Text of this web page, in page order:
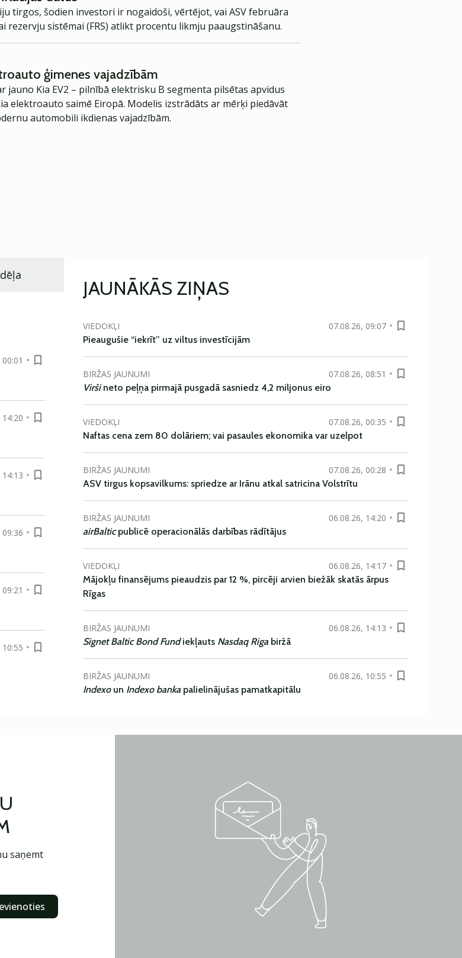
tirgos, šodien investori ir nogaidoši, vērtējot, vai ASV februāra
rezervju sistēmai (FRS) atlikt procentu likmju paaugstināšanu.
ģimenes vajadzībām
jauno Kia EV2 – pilnībā elektrisku B segmenta pilsētas apvidus
elektroauto saimē Eiropā. Modelis izstrādāts ar mērķi piedāvāt
automobili ikdienas vajadzībām.
14:20
14:13
09:36
10:55
JAUNĀKĀS ZIŅAS
VIEDOKĻI
07.08.26, 09:07
Pieaugušie “iekrīt” uz viltus investīcijām
BIRŽAS JAUNUMI
07.08.26, 08:51
Viršineto peļņa pirmajā pusgadā sasniedz 4,2 miljonus eiro
VIEDOKĻI
07.08.26, 00:35
Naftas cena zem 80 dolāriem; vai pasaules ekonomika var uzelpot
BIRŽAS JAUNUMI
07.08.26, 00:28
ASV tirgus kopsavilkums: spriedze ar Irānu atkal satricina Volstrītu
BIRŽAS JAUNUMI
06.08.26, 14:20
airBalticpublicē operacionālās darbības rādītājus
VIEDOKĻI
06.08.26, 14:17
Mājokļu finansējums pieaudzis par 12 %, pircēji arvien biežāk skatās ārpus
Rīgas
BIRŽAS JAUNUMI
06.08.26, 14:13
Signet Baltic Bond Fundiekļauts Nasdaq Riga biržā
BIRŽAS JAUNUMI
06.08.26, 10:55
Indexoun Indexo banka palielinājušas pamatkapitālu
saņemt